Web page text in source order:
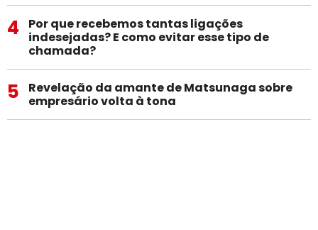
4
Por que recebemos tantas ligações
indesejadas? E como evitar esse tipo de
chamada?
5
Revelação da amante de Matsunaga sobre
empresário volta à tona